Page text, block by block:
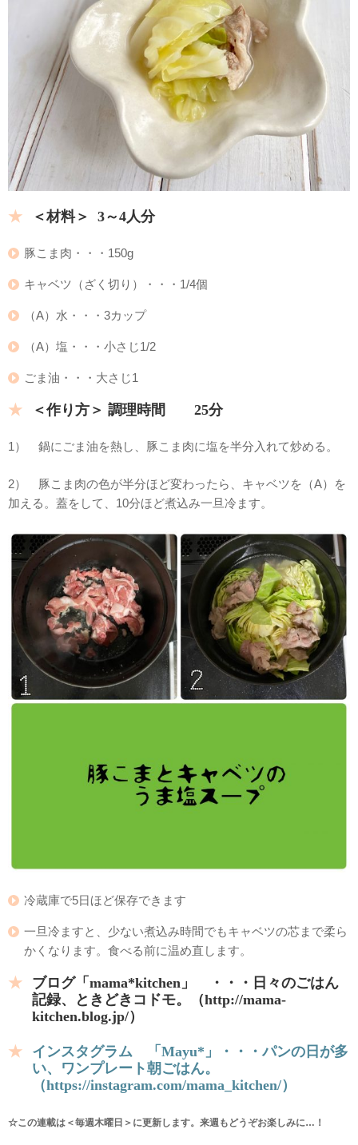
＜材料＞ 3～4人分
豚こま肉・・・150g
キャベツ（ざく切り）・・・1/4個
（A）水・・・3カップ
（A）塩・・・小さじ1/2
ごま油・・・大さじ1
＜作り方＞ 調理時間 25分
1） 鍋にごま油を熱し、豚こま肉に塩を半分入れて炒める。
2） 豚こま肉の色が半分ほど変わったら、キャベツを（A）を
加える。蓋をして、10分ほど煮込み一旦冷ます。
冷蔵庫で5日ほど保存できます
一旦冷ますと、少ない煮込み時間でもキャベツの芯まで柔ら
かくなります。食べる前に温め直します。
ブログ「mama*kitchen」 ・・・日々のごはん
記録、ときどきコドモ。（http://mama-
kitchen.blog.jp/）
インスタグラム 「Mayu*」・・・パンの日が多
い、ワンプレート朝ごはん。
（https://instagram.com/mama_kitchen/）
☆この連載は＜毎週木曜日＞に更新します。来週もどうぞお楽しみに…！